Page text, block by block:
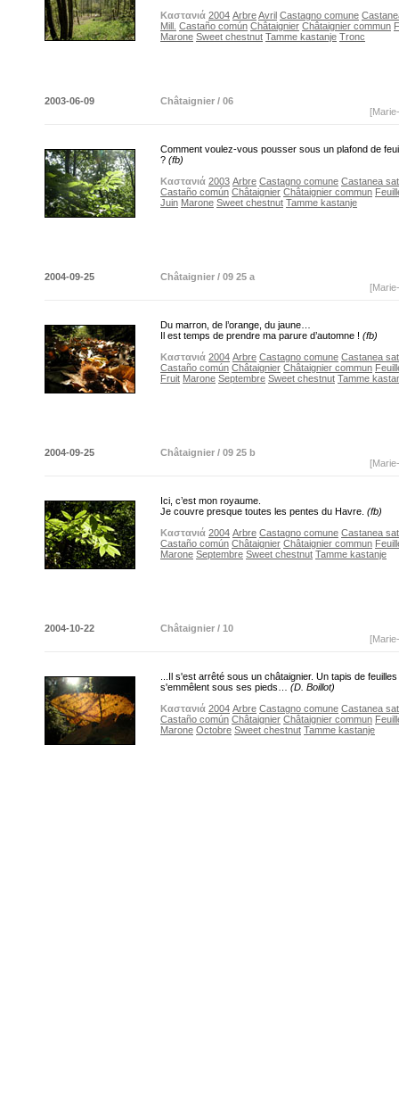
Καστανιά 2004 ArbreAvril Castagno comune
Mill. Castaño común Châtaignier Châtaignier commun
Marone Sweet chestnut Tamme kastanje Tronc
2003-06-09
Châtaignier / 06
Comment voulez-vous pousser sous un plafond de
? (fb)
Καστανιά 2003 Arbre Castagno comune Castanea
Castaño común Châtaignier Châtaignier commun
Juin Marone Sweet chestnut Tamme kastanje
2004-09-25
Châtaignier / 09 25 a
Du marron, de l’orange, du jaune…
Il est temps de prendre ma parure d’automne ! (fb)
Καστανιά 2004 Arbre Castagno comune Castanea
Castaño común Châtaignier Châtaignier commun
Fruit Marone Septembre Sweet chestnut Tamme
2004-09-25
Châtaignier / 09 25 b
Ici, c’est mon royaume.
Je couvre presque toutes les pentes du Havre. (fb)
Καστανιά 2004 Arbre Castagno comune Castanea
Castaño común Châtaignier Châtaignier commun
Marone Septembre Sweet chestnut Tamme kastanje
2004-10-22
Châtaignier / 10
...Il s'est arrêté sous un châtaignier. Un tapis de
s'emmêlent sous ses pieds… (D. Boillot)
Καστανιά 2004 Arbre Castagno comune Castanea
Castaño común Châtaignier Châtaignier commun
Marone Octobre Sweet chestnut Tamme kastanje